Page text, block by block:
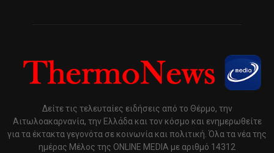
Δείτε τις τελευταίες ειδήσεις από το Θέρμο, την
Αιτωλοακαρνανία, την Ελλάδα και τον κόσμο και ενημερωθείτε
για τα έκτακτα γεγονότα σε κοινωνία και πολιτική. Όλα τα νέα της
ημέρας Μέλος της ONLINE MEDIA με αριθμό 14312